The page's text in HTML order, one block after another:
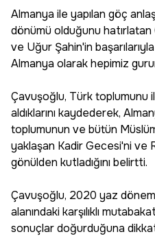
Almanya ile yapılan göç
dönümü olduğunu
ve Uğur Şahin'in
Almanya olarak hepimiz
Çavuşoğlu, Türk toplumunu
aldıklarını kaydederek,
toplumunun ve bütün
yaklaşan Kadir Gecesi'ni ve
gönülden kutladığını belirtti.
Çavuşoğlu, 2020 yaz
alanındaki karşılıklı
sonuçlar doğurduğuna